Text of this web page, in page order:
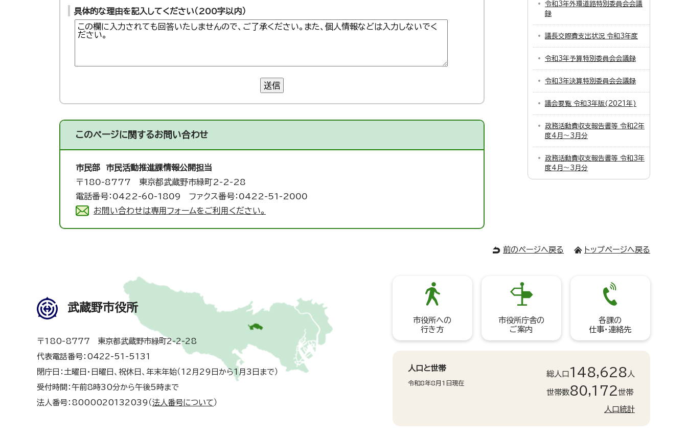
具体的な理由を記入してください（200字以内）
送信
このページに関するお問い合わせ
市民部 市民活動推進課情報公開担当
〒180-8777 東京都武蔵野市緑町2-2-28
電話番号：0422-60-1809 ファクス番号：0422-51-2000
お問い合わせは専用フォームをご利用ください。
令和3年外環道路特別委員会会議
録
議長交際費支出状況 令和3年度
令和3年予算特別委員会会議録
令和3年決算特別委員会会議録
議会要覧 令和3年版(2021年)
政務活動費収支報告書等 令和2年
度4月～3月分
政務活動費収支報告書等 令和3年
度4月～3月分
前のページへ戻る トップページへ戻る
武蔵野市役所
〒180-8777 東京都武蔵野市緑町2-2-28
代表電話番号：0422-51-5131
閉庁日：土曜日・日曜日、祝休日、年末年始（12月29日から1月3日まで）
受付時間：午前8時30分から午後5時まで
法人番号：8000020132039（ 法人番号について ）
市役所への
行き方
市役所庁舎の
ご案内
各課の
仕事・連絡先
人口と世帯
令和8年8月1日現在
総人口 148,628 人
世帯数80,172世帯
人口統計